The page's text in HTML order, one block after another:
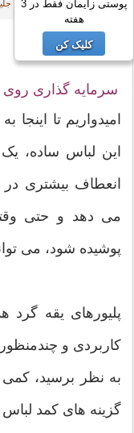
پوشیدن
سرمایه گذاری روی
امیدواریم تا اینجا
این لباس ساده،
انعطاف بیشتری
می دهد و حتی
پوشیده شود، می
پلیورهای یقه گرد
کاربردی و
به نظر برسید، کمی
گزینه های کمد
پوستی زایمان فقط در 3
هفته
کلیک کن